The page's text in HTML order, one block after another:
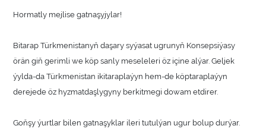
Hormatly mejlise gatnaşyjylar!
Bitarap Türkmenistanyň daşary syýasat ugrunyň Konsepsiýasy
örän giň gerimli we köp sanly meseleleri öz içine alýar. Geljek
ýylda-da Türkmenistan ikitaraplaýyn hem-de köptaraplaýyn
derejede öz hyzmatdaşlygyny berkitmegi dowam etdirer.
Goňşy ýurtlar bilen gatnaşyklar ileri tutulýan ugur bolup durýar.